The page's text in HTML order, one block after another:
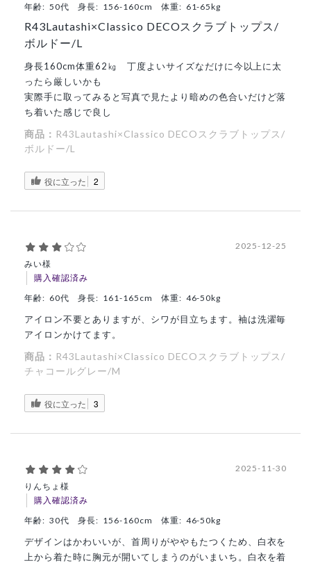
年齢: 50代 身長: 156-160cm 体重: 61-65kg
R43Lautashi×Classico DECOスクラブトップス/
ボルドー/L
身長160cm体重62㎏ 丁度よいサイズなだけに今以上に太
ったら厳しいかも
実際手に取ってみると写真で見たより暗めの色合いだけど落
ち着いた感じで良し
商品： R43Lautashi×Classico DECOスクラブトップス/
ボルドー/L
役に立った 2
みい様
購入確認済み
2025-12-25
年齢: 60代 身長: 161-165cm 体重: 46-50kg
アイロン不要とありますが、シワが目立ちます。袖は洗濯毎
アイロンかけてます。
商品： R43Lautashi×Classico DECOスクラブトップス/
チャコールグレー/M
役に立った 3
りんちょ様
購入確認済み
2025-11-30
年齢: 30代 身長: 156-160cm 体重: 46-50kg
デザインはかわいいが、首周りがややもたつくため、白衣を
上から着た時に胸元が開いてしまうのがいまいち。白衣を着